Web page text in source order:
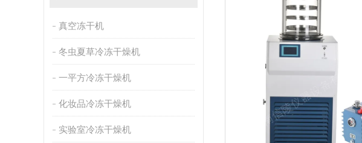
真空冻干机
冬虫夏草冷冻干燥机
一平方冷冻干燥机
化妆品冷冻干燥机
实验室冷冻干燥机